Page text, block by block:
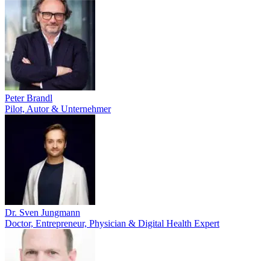
Peter Brandl
Pilot, Autor & Unternehmer
Dr. Sven Jungmann
Doctor, Entrepreneur, Physician & Digital Health Expert